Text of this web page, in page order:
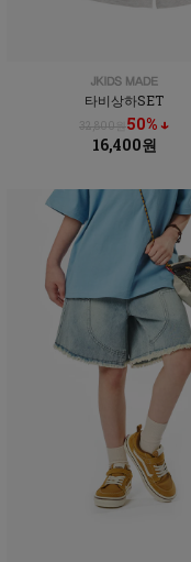
타비상하SET
32,800원50% ↓
16,400원